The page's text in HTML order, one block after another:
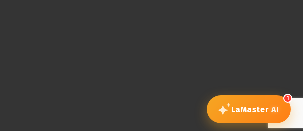
1
LaMaster AI